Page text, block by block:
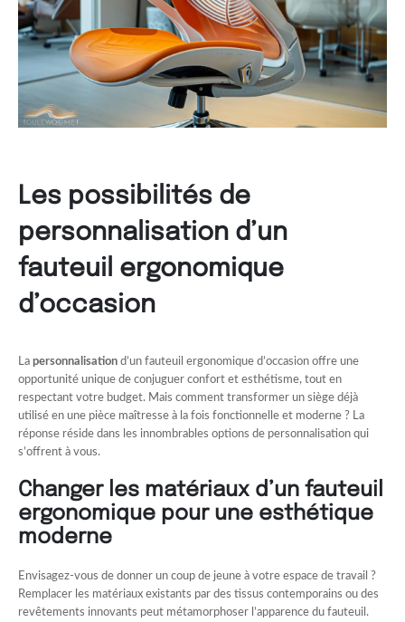
Les possibilités de
personnalisation d’un
fauteuil ergonomique
d’occasion
La personnalisation d’un fauteuil ergonomique d’occasion offre une
opportunité unique de conjuguer confort et esthétisme, tout en
respectant votre budget. Mais comment transformer un siège déjà
utilisé en une pièce maîtresse à la fois fonctionnelle et moderne ? La
réponse réside dans les innombrables options de personnalisation qui
s’offrent à vous.
Changer les matériaux d’un fauteuil
ergonomique pour une esthétique
moderne
Envisagez-vous de donner un coup de jeune à votre espace de travail ?
Remplacer les matériaux existants par des tissus contemporains ou des
revêtements innovants peut métamorphoser l’apparence du fauteuil.